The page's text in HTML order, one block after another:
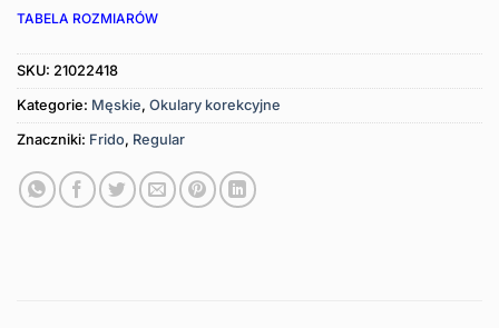
TABELA ROZMIARÓW
SKU: 21022418
Kategorie: Męskie, Okulary korekcyjne
Znaczniki: Frido, Regular